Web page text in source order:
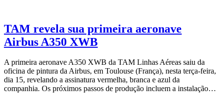
TAM revela sua primeira aeronave
Airbus A350 XWB
A primeira aeronave A350 XWB da TAM Linhas Aéreas saiu da
oficina de pintura da Airbus, em Toulouse (França), nesta terça-feira,
dia 15, revelando a assinatura vermelha, branca e azul da
companhia. Os próximos passos de produção incluem a instalação…